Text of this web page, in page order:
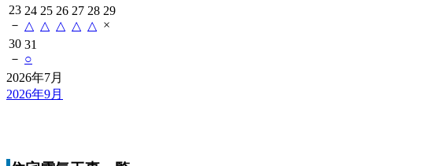
23
－
24
△
25
△
26
△
27
△
28
△
29
×
30
－
31
○
2026年7月
2026年9月